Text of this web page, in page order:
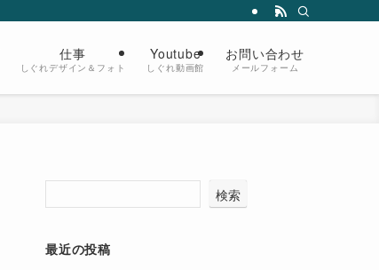
仕事
しぐれデザイン＆フォト
Youtube
しぐれ動画館
お問い合わせ
メールフォーム
検索
最近の投稿